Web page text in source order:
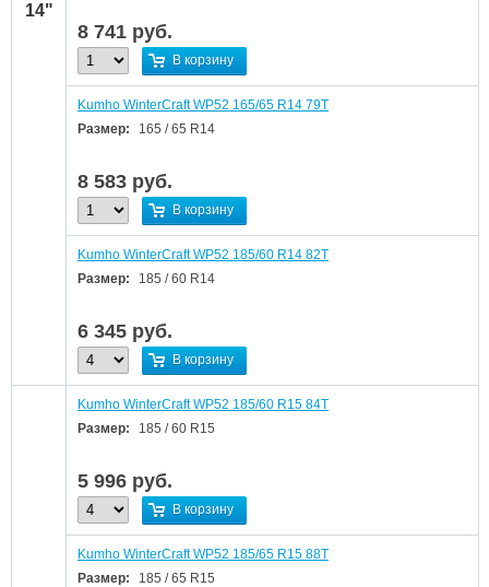
14"
8 741 руб.
В корзину
Kumho WinterCraft WP52 165/65 R14 79T
Размер:
165 / 65 R14
8 583 руб.
В корзину
Kumho WinterCraft WP52 185/60 R14 82T
Размер:
185 / 60 R14
6 345 руб.
В корзину
Kumho WinterCraft WP52 185/60 R15 84T
Размер:
185 / 60 R15
5 996 руб.
В корзину
Kumho WinterCraft WP52 185/65 R15 88T
Размер:
185 / 65 R15